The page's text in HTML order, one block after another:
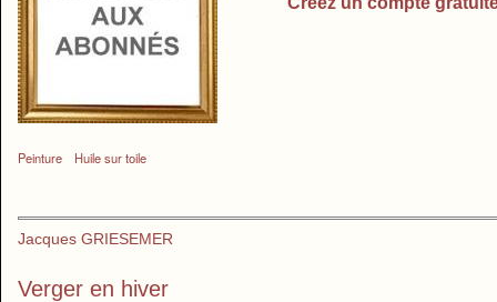
Peinture Huile sur toile
Jacques GRIESEMER
Verger en hiver